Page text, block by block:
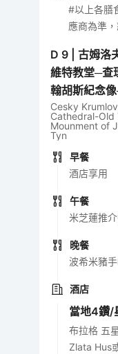
#以上各膳
應商為準
D 9 |古姆洛
維特教堂─查
翰胡斯紀念
Cesky
Cathedral-Old
Mounment of
Tyn
早餐
酒店享用
午餐
米芝蓮推
晚餐
波希米豬
酒店
當地4鑽/
布拉格 五
Zlata Hus